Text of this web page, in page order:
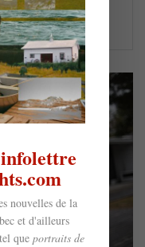
nouvelles de la
et d'ailleurs
queportraits de